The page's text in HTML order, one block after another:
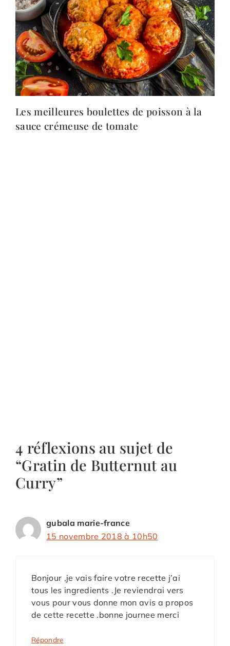
Les meilleures boulettes de poisson à la
sauce crémeuse de tomate
4 réflexions au sujet de
“Gratin de Butternut au
Curry”
gubala marie-france
15 novembre 2018 à 10h50
Bonjour ,je vais faire votre recette j’ai
tous les ingredients .Je reviendrai vers
vous pour vous donne mon avis a propos
de cette recette .bonne journee merci
Répondre